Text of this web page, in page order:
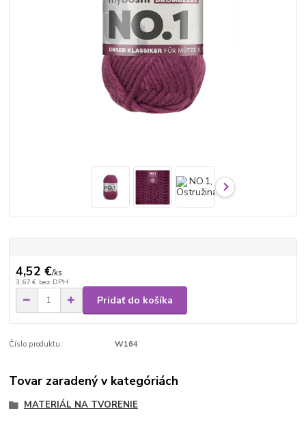
4,52 €/ks
3,67 € bez DPH
Pridať do košíka
Číslo produktu: W164
Tovar zaradený v kategóriách
MATERIÁL NA TVORENIE